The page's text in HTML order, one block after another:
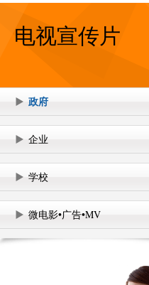
电视宣传片
政府
企业
学校
微电影•广告•MV